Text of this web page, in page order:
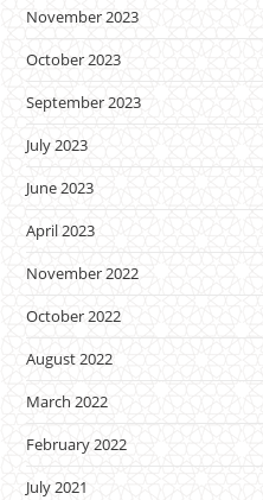
November 2023
October 2023
September 2023
July 2023
June 2023
April 2023
November 2022
October 2022
August 2022
March 2022
February 2022
July 2021